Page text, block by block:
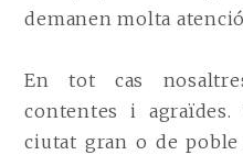
demanen molta
En tot cas
contentes i agraïdes.
ciutat gran o de poble